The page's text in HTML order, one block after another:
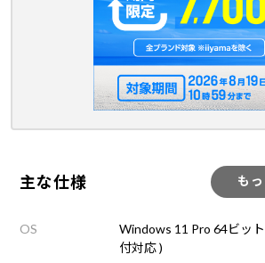
主な仕様 も
OS
Windows 11 Pro 64ビッ
付対応 )